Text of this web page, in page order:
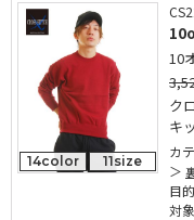
14color 11size
10
ク
キ
カ
目
対